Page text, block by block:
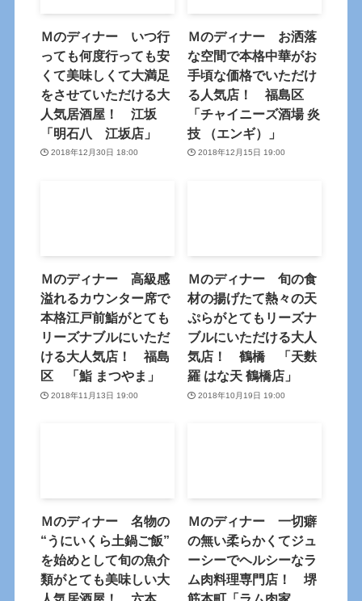
Ｍのディナー いつ行
っても何度行っても安
くて美味しくて大満足
をさせていただける大
人気居酒屋！ 江坂
「明石八 江坂店」
2018年12月30日 18:00
Ｍのディナー お洒落
な空間で本格中華がお
手頃な価格でいただけ
る人気店！ 福島区
「チャイニーズ酒場 炎
技 （エンギ）」
2018年12月15日 19:00
Ｍのディナー 高級感
溢れるカウンター席で
本格江戸前鮨がとても
リーズナブルにいただ
ける大人気店！ 福島
区 「鮨 まつやま」
2018年11月13日 19:00
Ｍのディナー 旬の食
材の揚げたて熱々の天
ぷらがとてもリーズナ
ブルにいただける大人
気店！ 鶴橋 「天麩
羅 はな天 鶴橋店」
2018年10月19日 19:00
Ｍのディナー 名物の
“うにいくら土鍋ご飯”
を始めとして旬の魚介
類がとても美味しい大
Ｍのディナー 一切癖
の無い柔らかくてジュ
ーシーでヘルシーなラ
ム肉料理専門店！ 堺